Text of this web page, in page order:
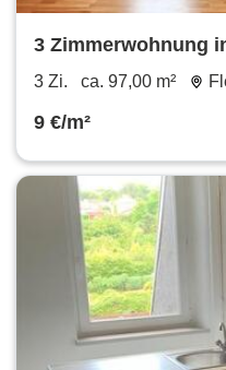
3 Zimmerwohnung
über Flensburg -
3 Zi. ca. 97,00 m²
9 €/m²